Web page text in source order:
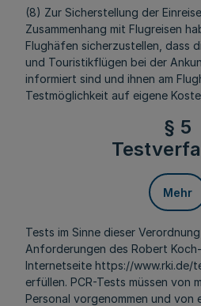
(8) Zur Sicherstellung der
Zusammenhang mit Flugreisen
Flughäfen sicherzustellen, dass
und Touristikflügen bei der
informiert sind und ihnen am
Testmöglichkeit auf eigene
§ 5
Mehr
Tests im Sinne dieser
Anforderungen des Robert
Internetseite https://www.rki.de/
erfüllen. PCR-Tests müssen von
Personal vorgenommen und von